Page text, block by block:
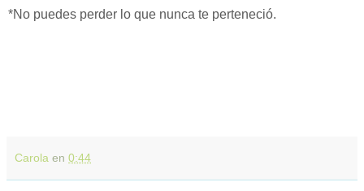
*No puedes perder lo que nunca te perteneció.
Carola en 0:44